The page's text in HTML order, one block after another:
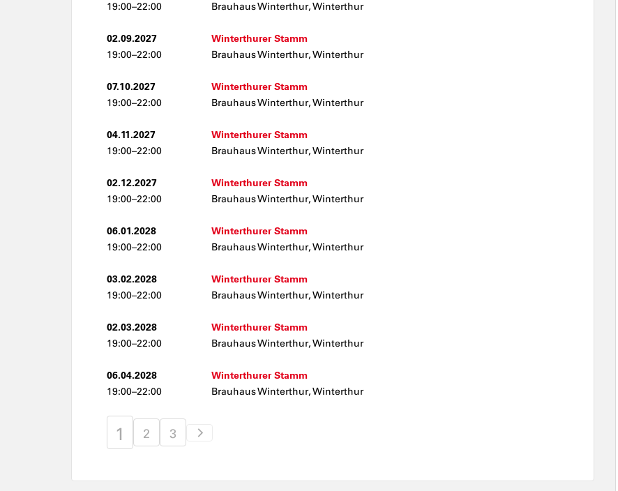
19:00–22:00 Brauhaus Winterthur, Winterthur
02.09.2027
19:00–22:00
Winterthurer Stamm
Brauhaus Winterthur, Winterthur
07.10.2027
19:00–22:00
Winterthurer Stamm
Brauhaus Winterthur, Winterthur
04.11.2027
19:00–22:00
Winterthurer Stamm
Brauhaus Winterthur, Winterthur
02.12.2027
19:00–22:00
Winterthurer Stamm
Brauhaus Winterthur, Winterthur
06.01.2028
19:00–22:00
Winterthurer Stamm
Brauhaus Winterthur, Winterthur
03.02.2028
19:00–22:00
Winterthurer Stamm
Brauhaus Winterthur, Winterthur
02.03.2028
19:00–22:00
Winterthurer Stamm
Brauhaus Winterthur, Winterthur
06.04.2028
19:00–22:00
Winterthurer Stamm
Brauhaus Winterthur, Winterthur
1 2 3